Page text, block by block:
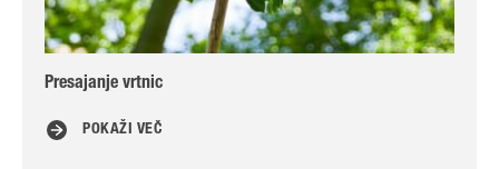
Presajanje vrtnic
POKAŽI VEČ